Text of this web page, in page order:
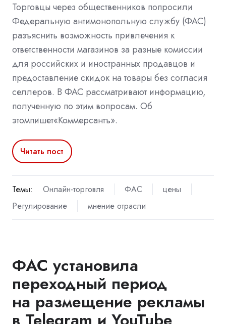
Торговцы через общественников попросили
Федеральную антимонопольную службу (ФАС)
разъяснить возможность привлечения к
ответственности магазинов за разные комиссии
для российских и иностранных продавцов и
предоставление скидок на товары без согласия
селлеров. В ФАС рассматривают информацию,
полученную по этим вопросам. Об
этомпишет«Коммерсантъ».
Читать пост
Темы: Онлайн-торговля ФАС
цены
Регулирование
мнение отрасли
ФАС установила
переходный период
на размещение рекламы